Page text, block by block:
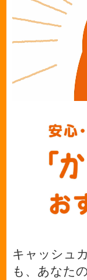
キャッシュ
も、あなた